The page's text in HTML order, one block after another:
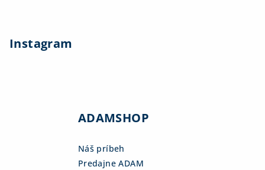
Instagram
ADAMSHOP
Náš príbeh
Predajne ADAM